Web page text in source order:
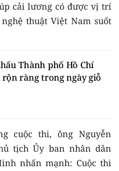
Bắc
cải lương có được vị trí
thuật Việt Nam suốt
Thành phố Hồ Chí
ràng trong ngày giỗ
cuộc thi, ông Nguyễn
tịch Ủy ban nhân dân
nhấn mạnh: Cuộc thi